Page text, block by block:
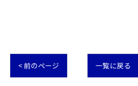
< 前のページ 一覧に戻る